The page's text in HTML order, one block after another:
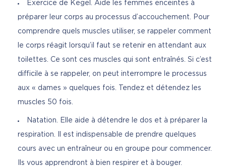
Exercice de Kegel. Aide les femmes enceintes à
préparer leur corps au processus d’accouchement. Pour
comprendre quels muscles utiliser, se rappeler comment
le corps réagit lorsqu’il faut se retenir en attendant aux
toilettes. Ce sont ces muscles qui sont entraînés. Si c’est
difficile à se rappeler, on peut interrompre le processus
aux « dames » quelques fois. Tendez et détendez les
muscles 50 fois.
Natation. Elle aide à détendre le dos et à préparer la
respiration. Il est indispensable de prendre quelques
cours avec un entraîneur ou en groupe pour commencer.
Ils vous apprendront à bien respirer et à bouger.